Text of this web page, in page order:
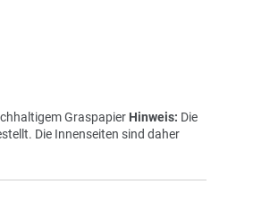
Graspapier Hinweis: Die
Die Innenseiten sind daher